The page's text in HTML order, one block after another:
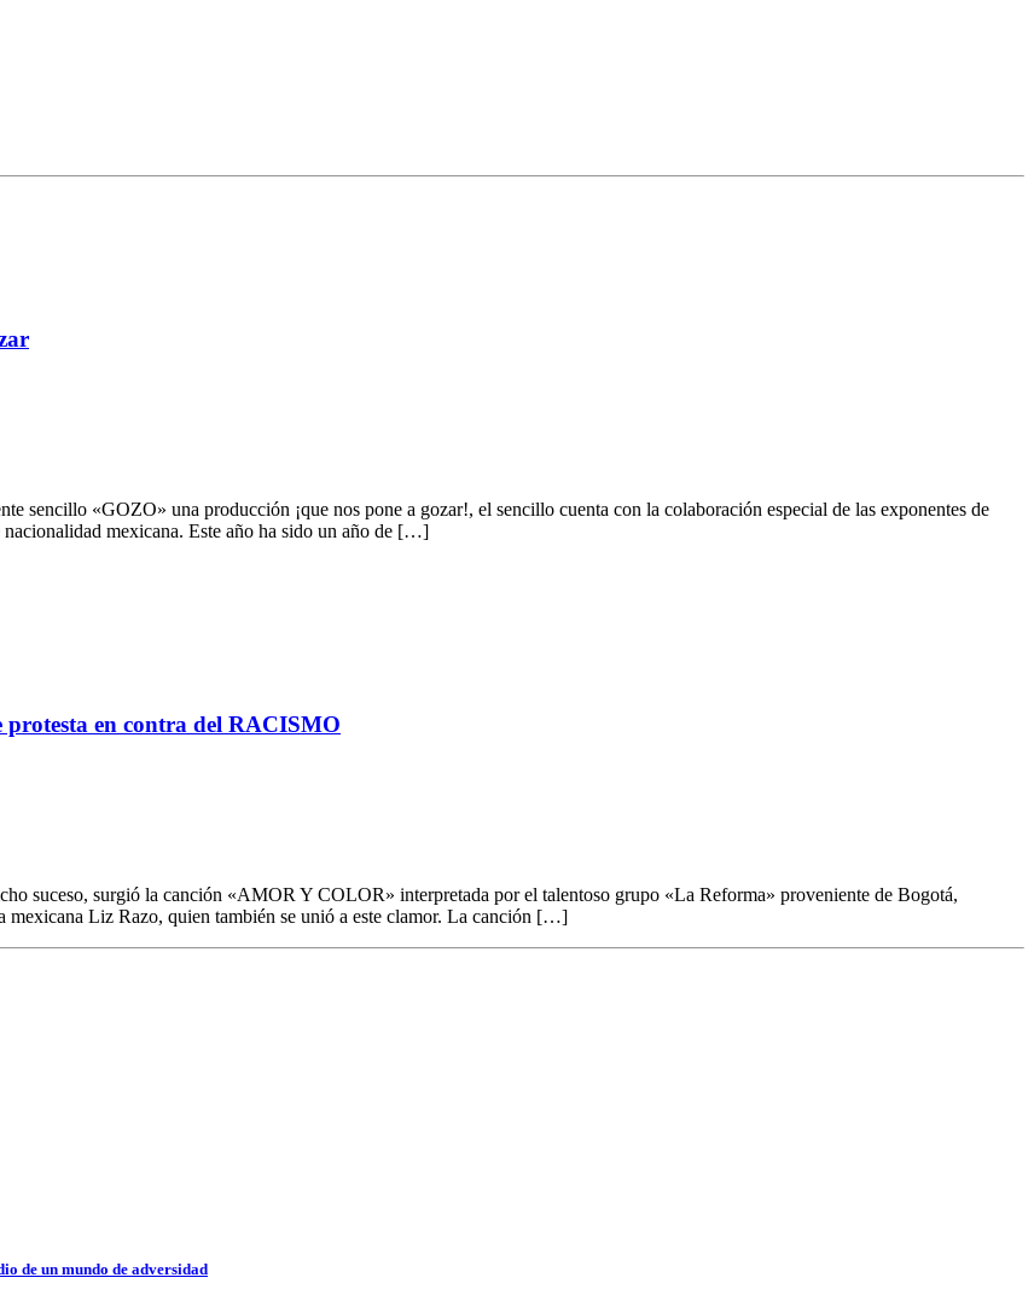
sencillo «GOZO» una producción ¡que nos pone a gozar!, el sencillo cuenta con la colaboración especial de las exponentes de
mexicana. Este año ha sido un año de […]
en contra del RACISMO
suceso, surgió la canción «AMOR Y COLOR» interpretada por el talentoso grupo «La Reforma» proveniente de Bogotá,
mexicana Liz Razo, quien también se unió a este clamor. La canción […]
de un mundo de adversidad